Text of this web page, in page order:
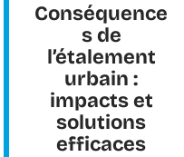
Conséquence
s de
l’étalement
urbain :
impacts et
solutions
efficaces